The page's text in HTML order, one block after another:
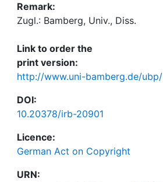
Remark:
Zugl.: Bamberg, Univ., Diss.
Link to order the
print version:
http://www.uni-bamberg.de/ubp/
DOI:
10.20378/irb-20901
Licence:
German Act on Copyright
URN: